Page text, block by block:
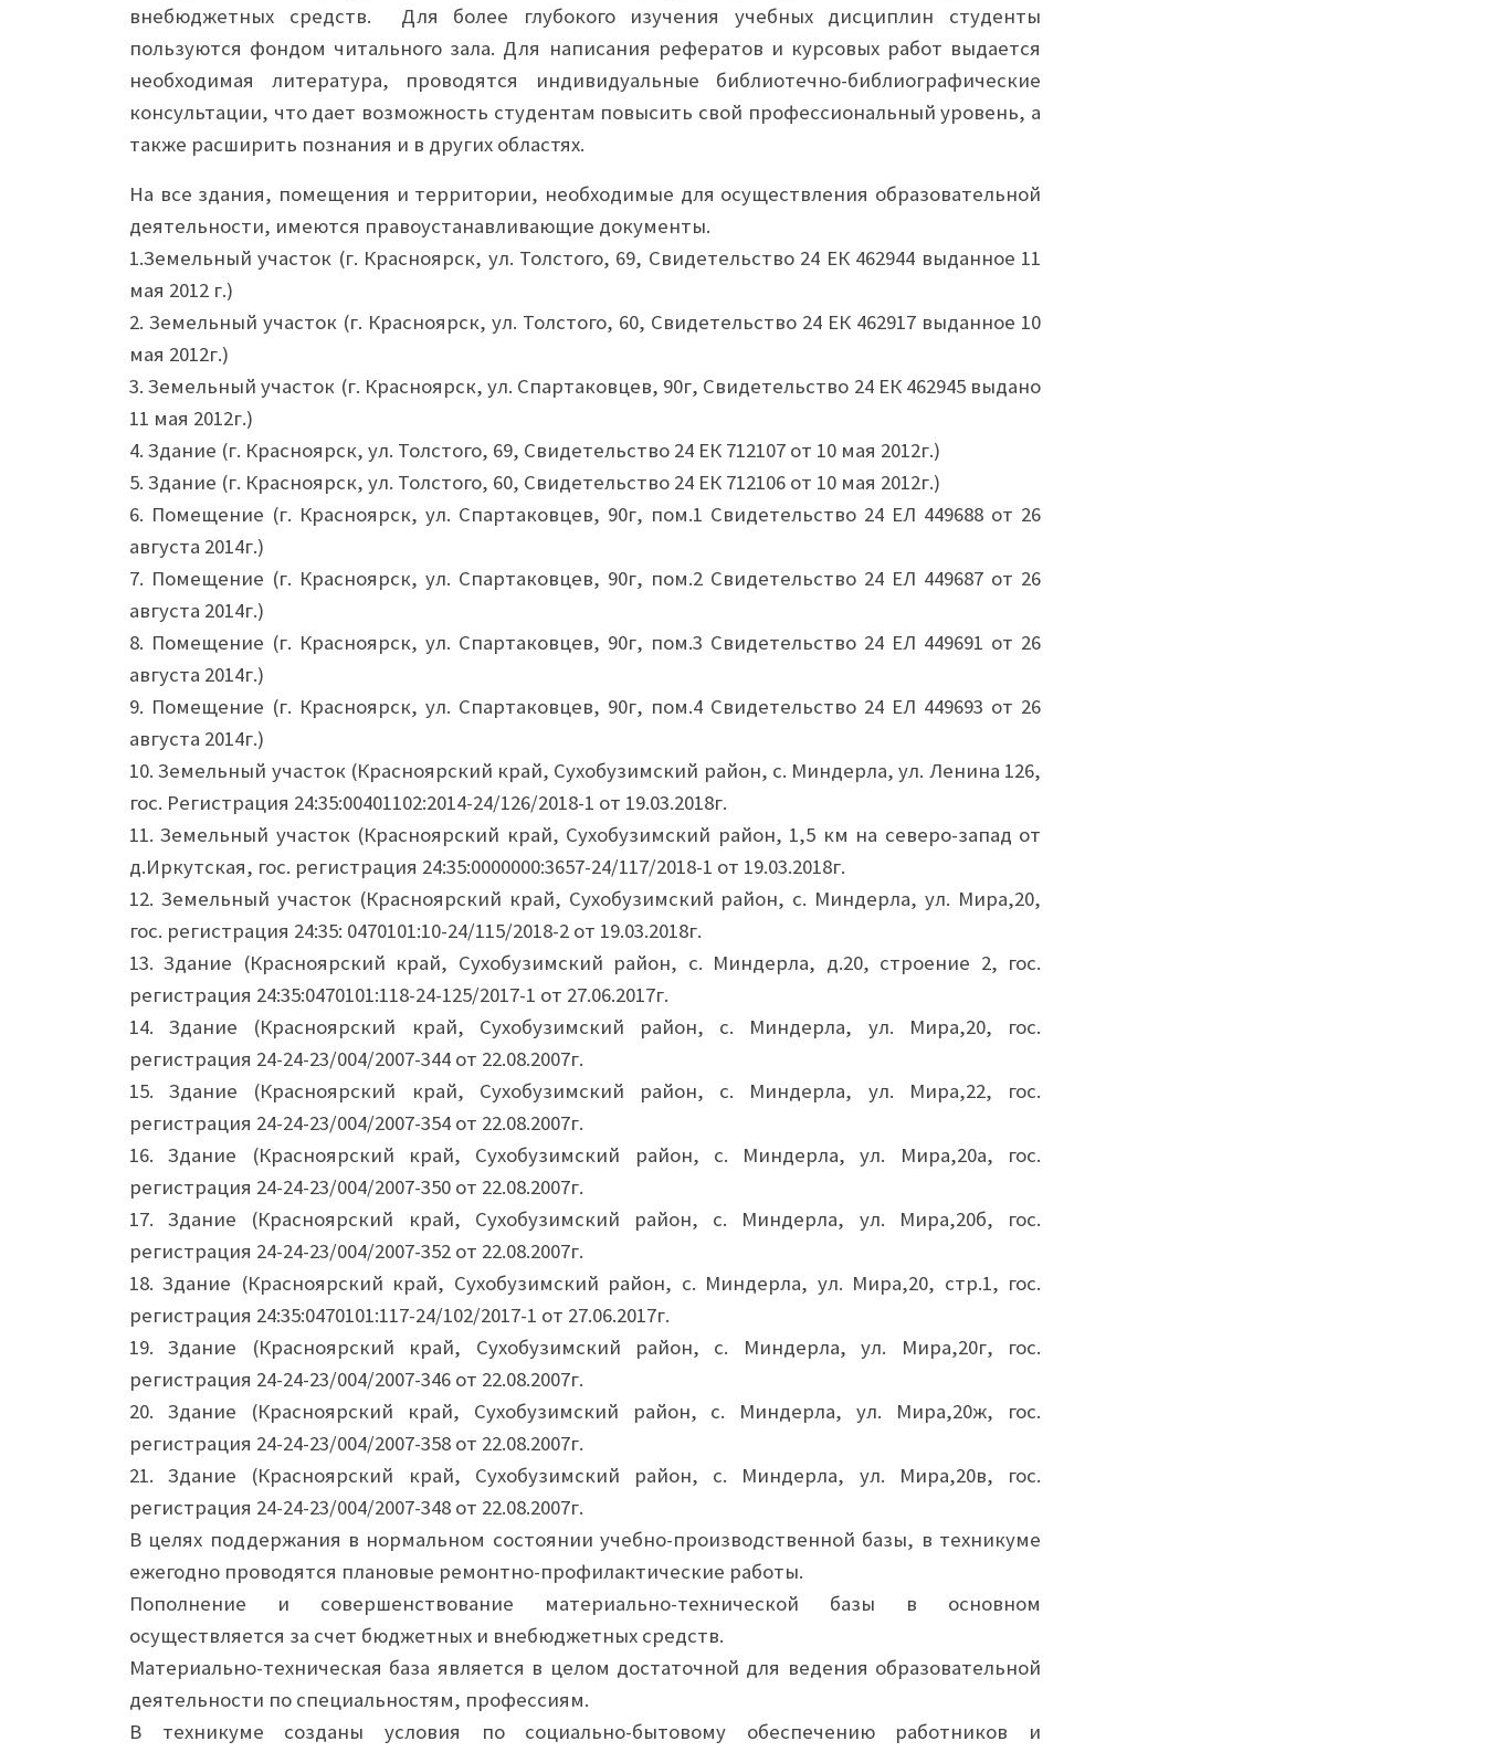
внебюджетных средств. Для более глубокого изучения учебных дисциплин студенты
пользуются фондом читального зала. Для написания рефератов и курсовых работ выдается
необходимая литература, проводятся индивидуальные библиотечно-библиографические
консультации, что дает возможность студентам повысить свой профессиональный уровень, а
также расширить познания и в других областях.
На все здания, помещения и территории, необходимые для осуществления образовательной
деятельности, имеются правоустанавливающие документы.
1.Земельный участок (г. Красноярск, ул. Толстого, 69, Свидетельство 24 ЕК 462944 выданное 11
мая 2012 г.)
2. Земельный участок (г. Красноярск, ул. Толстого, 60, Свидетельство 24 ЕК 462917 выданное 10
мая 2012г.)
3. Земельный участок (г. Красноярск, ул. Спартаковцев, 90г, Свидетельство 24 ЕК 462945 выдано
11 мая 2012г.)
4. Здание (г. Красноярск, ул. Толстого, 69, Свидетельство 24 ЕК 712107 от 10 мая 2012г.)
5. Здание (г. Красноярск, ул. Толстого, 60, Свидетельство 24 ЕК 712106 от 10 мая 2012г.)
6. Помещение (г. Красноярск, ул. Спартаковцев, 90г, пом.1 Свидетельство 24 ЕЛ 449688 от 26
августа 2014г.)
7. Помещение (г. Красноярск, ул. Спартаковцев, 90г, пом.2 Свидетельство 24 ЕЛ 449687 от 26
августа 2014г.)
8. Помещение (г. Красноярск, ул. Спартаковцев, 90г, пом.3 Свидетельство 24 ЕЛ 449691 от 26
августа 2014г.)
9. Помещение (г. Красноярск, ул. Спартаковцев, 90г, пом.4 Свидетельство 24 ЕЛ 449693 от 26
августа 2014г.)
10. Земельный участок (Красноярский край, Сухобузимский район, с. Миндерла, ул. Ленина 126,
гос. Регистрация 24:35:00401102:2014-24/126/2018-1 от 19.03.2018г.
11. Земельный участок (Красноярский край, Сухобузимский район, 1,5 км на северо-запад от
д.Иркутская, гос. регистрация 24:35:0000000:3657-24/117/2018-1 от 19.03.2018г.
12. Земельный участок (Красноярский край, Сухобузимский район, с. Миндерла, ул. Мира,20,
гос. регистрация 24:35: 0470101:10-24/115/2018-2 от 19.03.2018г.
13. Здание (Красноярский край, Сухобузимский район, с. Миндерла, д.20, строение 2, гос.
регистрация 24:35:0470101:118-24-125/2017-1 от 27.06.2017г.
14. Здание (Красноярский край, Сухобузимский район, с. Миндерла, ул. Мира,20, гос.
регистрация 24-24-23/004/2007-344 от 22.08.2007г.
15. Здание (Красноярский край, Сухобузимский район, с. Миндерла, ул. Мира,22, гос.
регистрация 24-24-23/004/2007-354 от 22.08.2007г.
16. Здание (Красноярский край, Сухобузимский район, с. Миндерла, ул. Мира,20а, гос.
регистрация 24-24-23/004/2007-350 от 22.08.2007г.
17. Здание (Красноярский край, Сухобузимский район, с. Миндерла, ул. Мира,20б, гос.
регистрация 24-24-23/004/2007-352 от 22.08.2007г.
18. Здание (Красноярский край, Сухобузимский район, с. Миндерла, ул. Мира,20, стр.1, гос.
регистрация 24:35:0470101:117-24/102/2017-1 от 27.06.2017г.
19. Здание (Красноярский край, Сухобузимский район, с. Миндерла, ул. Мира,20г, гос.
регистрация 24-24-23/004/2007-346 от 22.08.2007г.
20. Здание (Красноярский край, Сухобузимский район, с. Миндерла, ул. Мира,20ж, гос.
регистрация 24-24-23/004/2007-358 от 22.08.2007г.
21. Здание (Красноярский край, Сухобузимский район, с. Миндерла, ул. Мира,20в, гос.
регистрация 24-24-23/004/2007-348 от 22.08.2007г.
В целях поддержания в нормальном состоянии учебно-производственной базы, в техникуме
ежегодно проводятся плановые ремонтно-профилактические работы.
Пополнение и совершенствование материально-технической базы в основном
осуществляется за счет бюджетных и внебюджетных средств.
Материально-техническая база является в целом достаточной для ведения образовательной
деятельности по специальностям, профессиям.
В техникуме созданы условия по социально-бытовому обеспечению работников и